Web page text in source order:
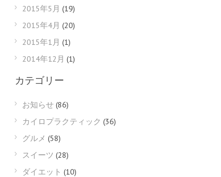
2015年5月 (19)
2015年4月 (20)
2015年1月 (1)
2014年12月 (1)
カテゴリー
お知らせ (86)
カイロプラクティック (36)
グルメ (58)
スイーツ (28)
ダイエット (10)